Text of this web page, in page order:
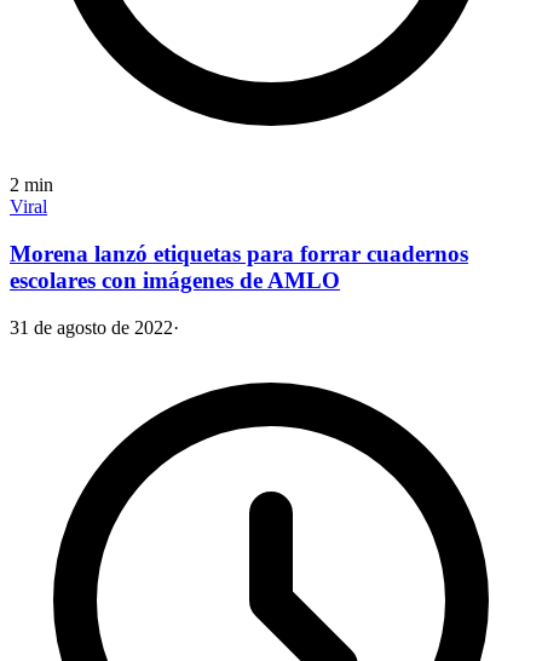
2 min
Viral
Morena lanzó etiquetas para forrar cuadernos
escolares con imágenes de AMLO
31 de agosto de 2022·